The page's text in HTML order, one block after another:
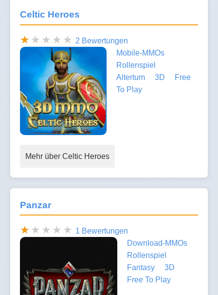
Celtic Heroes
2 Bewertungen
Mobile-MMOs
Rollenspiel
Altertum
3D
Free
To Play
Mehr über Celtic Heroes
Panzar
1 Bewertungen
Download-MMOs
Rollenspiel
Fantasy
3D
Free To Play